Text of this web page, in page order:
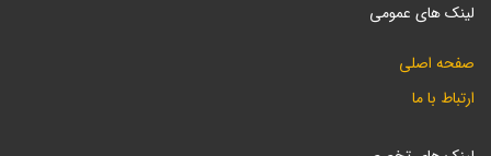
لینک های عمومی
صفحه اصلی
ارتباط با ما